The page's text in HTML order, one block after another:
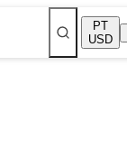
PT
USD